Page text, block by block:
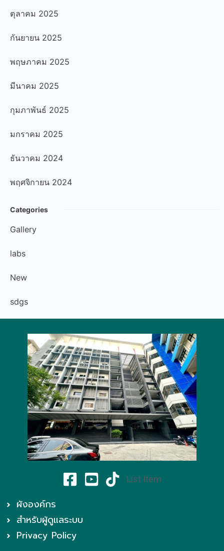
ตุลาคม 2025
กันยายน 2025
พฤษภาคม 2025
มีนาคม 2025
กุมภาพันธ์ 2025
มกราคม 2025
ธันวาคม 2024
พฤศจิกายน 2024
Categories
Gallery
labs
New
sdgs
List Item
ผังองค์กร
สำหรับผู้ดูแลระบบ
Privacy Policy